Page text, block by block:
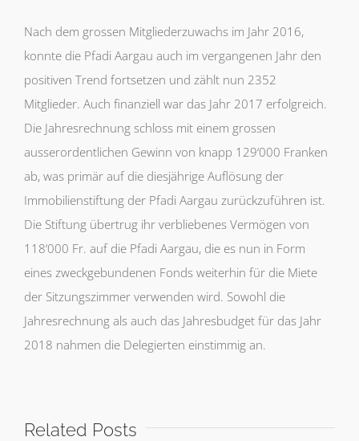
Nach dem grossen Mitgliederzuwachs im Jahr 2016,
konnte die Pfadi Aargau auch im vergangenen Jahr den
positiven Trend fortsetzen und zählt nun 2352
Mitglieder. Auch finanziell war das Jahr 2017 erfolgreich.
Die Jahresrechnung schloss mit einem grossen
ausserordentlichen Gewinn von knapp 129‘000 Franken
ab, was primär auf die diesjährige Auflösung der
Immobilienstiftung der Pfadi Aargau zurückzuführen ist.
Die Stiftung übertrug ihr verbliebenes Vermögen von
118‘000 Fr. auf die Pfadi Aargau, die es nun in Form
eines zweckgebundenen Fonds weiterhin für die Miete
der Sitzungszimmer verwenden wird. Sowohl die
Jahresrechnung als auch das Jahresbudget für das Jahr
2018 nahmen die Delegierten einstimmig an.
Related Posts